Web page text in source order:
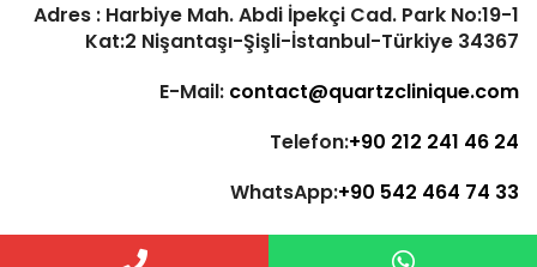
Adres : Harbiye Mah. Abdi İpekçi Cad. Park No:19-1
Kat:2 Nişantaşı-Şişli-İstanbul-Türkiye 34367
E-Mail: contact@quartzclinique.com
Telefon:+90 212 241 46 24
WhatsApp:+90 542 464 74 33